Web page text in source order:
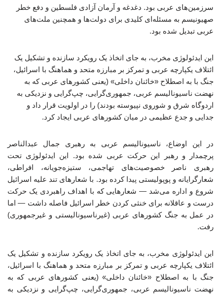
سرزمین‌های عربی بود. دغدغه و آرمان آزادی فلسطین و دفع خطر
صهیونیسم به مسئله‌ای کلیدی برای دولت‌ها و همچنین ملت‌های
عربی تبدیل شده بود.
این ایدئولوژی مخرب، به جای اتخاذ یک رویکرد سازنده و تشکیل یک
ائتلاف یکپارچه عربی و تمرکز بر مبارزه متحد و هماهنگ با اسرائیل،
جنگ با به اصطلاح «خائنان داخلی» (یعنی کشورهای عربی که به
نهضت ناسیونالیسم عربی، جمهوری‌گرایی، چپ‌گرایی و نزدیکی به
اردوگاه شرق و شوروی نپیوسته بودند) را در اولویت قرار داد و
جدایی و جدع عظیمی در میان کشورهای عربی ایجاد کرد.
در این اوضاع، ناسیونالیسم عربی به رهبری جمال عبدالناصر
پرچمدار و رهبر این حرکت عربی شده بود. این ایدئولوژی تحت
رهبری ناصر خصوصیت‌های تهاجمی، ستیزه‌جویانه، افراطی،
شعارگرایانه و پوپولیستی پیدا کرده بود. با شعارهای تند علیه اسرائیل
شروع و اداره می‌شد — شعارهایی که با اهداف راهبردی یک حرکت
درست و عاقلانه برای خنثی کردن خطر اسرائیل فاصله داشت — اما
در عمل به جنگ کشورهای عربی (غیرناسیونالیستی و غیرجمهوری)
رفت.
این ایدئولوژی مخرب، به جای اتخاذ یک رویکرد سازنده و تشکیل یک
ائتلاف یکپارچه عربی و تمرکز بر مبارزه متحد و هماهنگ با اسرائیل،
جنگ با به اصطلاح «خائنان داخلی» (یعنی کشورهای عربی که به
نهضت ناسیونالیسم عربی، جمهوری‌گرایی، چپ‌گرایی و نزدیکی به